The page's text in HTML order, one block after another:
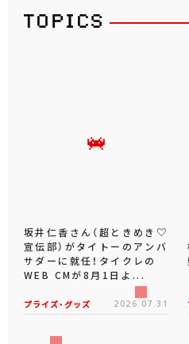
坂井仁香さん（超ときめき♡
宣伝部）がタイトーのアンバ
サダーに就任！タイクレの
WEB CMが8月1日よ...
プライズ・グッズ 2026.07.31